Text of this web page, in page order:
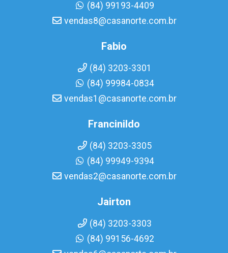
(84) 99193-4409
vendas8@casanorte.com.br
Fabio
(84) 3203-3301
(84) 99984-0834
vendas1@casanorte.com.br
Francinildo
(84) 3203-3305
(84) 99949-9394
vendas2@casanorte.com.br
Jairton
(84) 3203-3303
(84) 99156-4692